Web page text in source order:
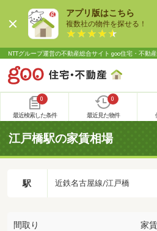
アプリ版はこちら
複数社の物件を探せる！
NTTグループ運営の不動産総合サイト goo住宅・不動産
0
最近検索した条件
0
最近見た物件
江戸橋駅の家賃相場
駅 近鉄名古屋線/江戸橋
間取り 家